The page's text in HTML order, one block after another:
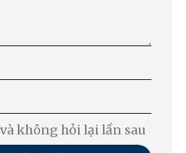
không hỏi lại lần sau